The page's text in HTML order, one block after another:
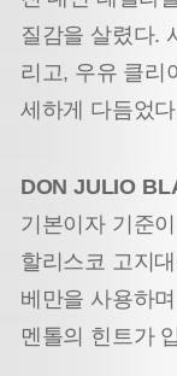
질감을 살렸다.
리고, 우유 클리
세하게 다듬었
DON JULIO
기본이자 기준
할리스코 고지
베만을 사용하
멘톨의 힌트가